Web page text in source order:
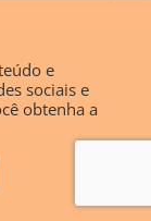
para a
e
sociais e
obtenha a